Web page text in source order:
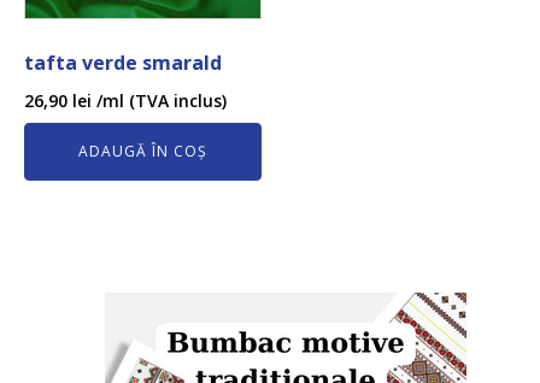
tafta verde smarald
26,90 lei /ml (TVA inclus)
ADAUGĂ ÎN COȘ